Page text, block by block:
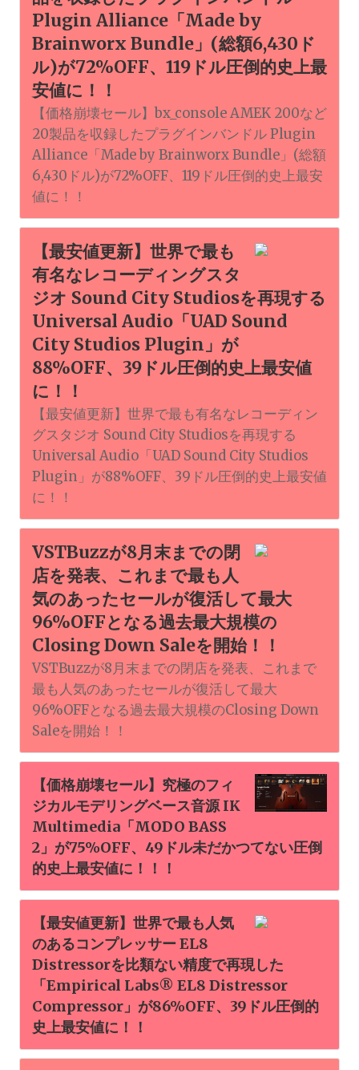
Plugin Alliance「Made by
Brainworx Bundle」(総額6,430ド
ル)が72%OFF、119ドル圧倒的史上最
安値に！！
【価格崩壊セール】bx_console AMEK 200など
20製品を収録したプラグインバンドル Plugin
Alliance「Made by Brainworx Bundle」(総額
6,430ドル)が72%OFF、119ドル圧倒的史上最安
値に！！
【最安値更新】世界で最も
有名なレコーディングスタ
ジオ Sound City Studiosを再現する
Universal Audio「UAD Sound
City Studios Plugin」が
88%OFF、39ドル圧倒的史上最安値
に！！
【最安値更新】世界で最も有名なレコーディン
グスタジオ Sound City Studiosを再現する
Universal Audio「UAD Sound City Studios
Plugin」が88%OFF、39ドル圧倒的史上最安値
に！！
VSTBuzzが8月末までの閉
店を発表、これまで最も人
気のあったセールが復活して最大
96%OFFとなる過去最大規模の
Closing Down Saleを開始！！
VSTBuzzが8月末までの閉店を発表、これまで
最も人気のあったセールが復活して最大
96%OFFとなる過去最大規模のClosing Down
Saleを開始！！
【価格崩壊セール】究極のフィ
ジカルモデリングベース音源 IK
Multimedia「MODO BASS
2」が75%OFF、49ドル未だかつてない圧倒
的史上最安値に！！！
【最安値更新】世界で最も人気
のあるコンプレッサー EL8
Distressorを比類ない精度で再現した
「Empirical Labs® EL8 Distressor
Compressor」が86%OFF、39ドル圧倒的
史上最安値に！！